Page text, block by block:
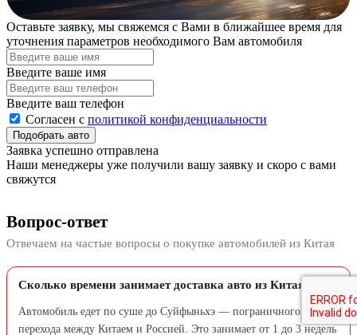
Оставьте заявку, мы свяжемся с Вами в ближайшее время для
уточнения параметров необходимого Вам автомобиля
Введите ваше имя
Введите ваш телефон
Согласен с политикой конфиденциальности
Подобрать авто
Заявка успешно отправлена
Наши менеджеры уже получили вашу заявку и скоро с вами
свяжутся
Вопрос-ответ
Отвечаем на частые вопросы о покупке автомобилей из Китая
Сколько времени занимает доставка авто из Китая?
Автомобиль едет по суше до Суйфыньхэ — пограничного
перехода между Китаем и Россией. Это занимает от 1 до 3 недель